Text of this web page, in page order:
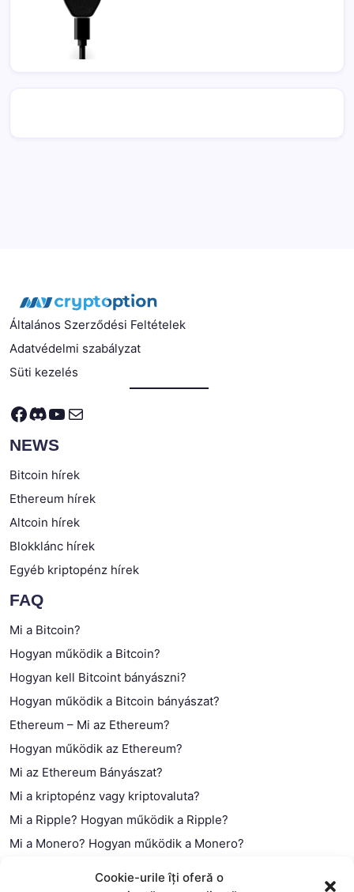
Cookie-urile îți oferă o
Általános Szerződési Feltételek
Adatvédelmi szabályzat
Süti kezelés
Facebook
Discord
YouTube
Mail
NEWS
Bitcoin hírek
Ethereum hírek
Altcoin hírek
Blokklánc hírek
Egyéb kriptopénz hírek
FAQ
Mi a Bitcoin?
Hogyan működik a Bitcoin?
Hogyan kell Bitcoint bányászni?
Hogyan működik a Bitcoin bányászat?
Ethereum – Mi az Ethereum?
Hogyan működik az Ethereum?
Mi az Ethereum Bányászat?
Mi a kriptopénz vagy kriptovaluta?
Mi a Ripple? Hogyan működik a Ripple?
Mi a Monero? Hogyan működik a Monero?